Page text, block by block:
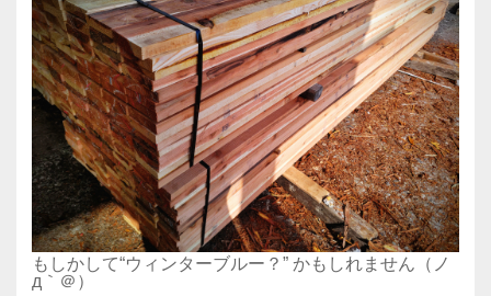
もしかして“ウィンターブルー？” かもしれません（ノ
д｀＠）